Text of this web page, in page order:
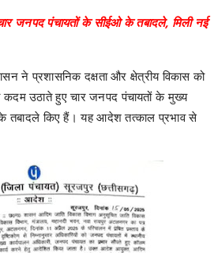
जनपद पंचायतों के सीईओ के तबादले, मिली नई
ने प्रशासनिक दक्षता और क्षेत्रीय विकास को
उठाते हुए चार जनपद पंचायतों के मुख्य
के तबादले किए हैं। यह आदेश तत्काल प्रभाव से